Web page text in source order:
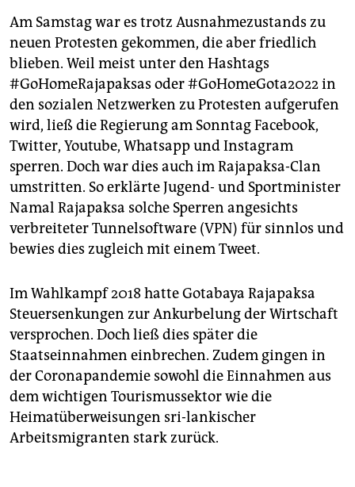
Am Samstag war es trotz Ausnahmezustands zu
neuen Protesten gekommen, die aber friedlich
blieben. Weil meist unter den Hashtags
#GoHomeRajapaksas oder #GoHomeGota2022 in
den sozialen Netzwerken zu Protesten aufgerufen
wird, ließ die Regierung am Sonntag Facebook,
Twitter, Youtube, Whatsapp und Instagram
sperren. Doch war dies auch im Rajapaksa-Clan
umstritten. So erklärte Jugend- und Sportminister
Namal Rajapaksa solche Sperren angesichts
verbreiteter Tunnelsoftware (VPN) für sinnlos und
bewies dies zugleich mit einem Tweet.
Im Wahlkampf 2018 hatte Gotabaya Rajapaksa
Steuersenkungen zur Ankurbelung der Wirtschaft
versprochen. Doch ließ dies später die
Staatseinnahmen einbrechen. Zudem gingen in
der Coronapandemie sowohl die Einnahmen aus
dem wichtigen Tourismussektor wie die
Heimatüberweisungen sri-lankischer
Arbeitsmigranten stark zurück.